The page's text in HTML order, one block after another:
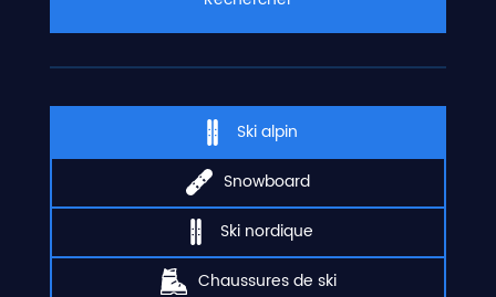
CONTACT
Ski alpin
Snowboard
Ski nordique
Chaussures de ski